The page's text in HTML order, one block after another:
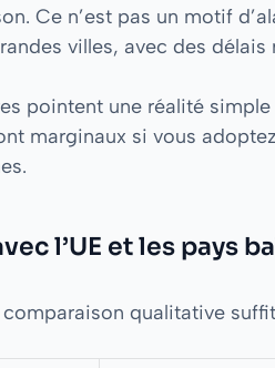
Ce n’est pas un motif
villes, avec des délais
pointent une réalité simple
marginaux si vous
l’UE et les pays
comparaison qualitative